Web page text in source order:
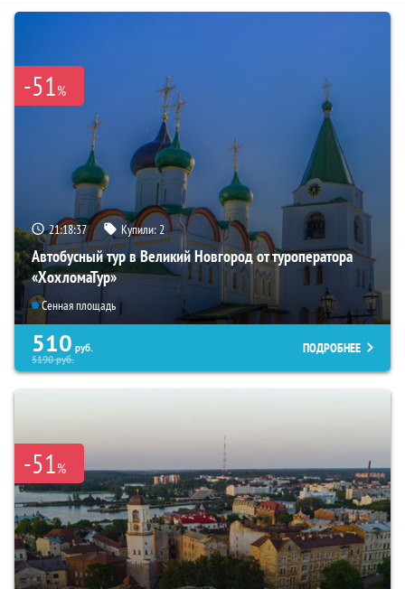
-51%
21:18:36 Купили:2
Автобусный тур в Великий Новгород от туроператора
«ХохломаТур»
Сенная площадь
510 руб.
5190руб.
ПОДРОБНЕЕ
-51%